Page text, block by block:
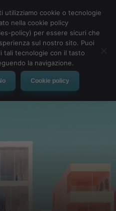
utilizziamo cookie o tecnologie
nella cookie policy
policy) per essere sicuri che
sul nostro sito. Puoi
tali tecnologie con il tasto
la navigazione.
Cookie policy